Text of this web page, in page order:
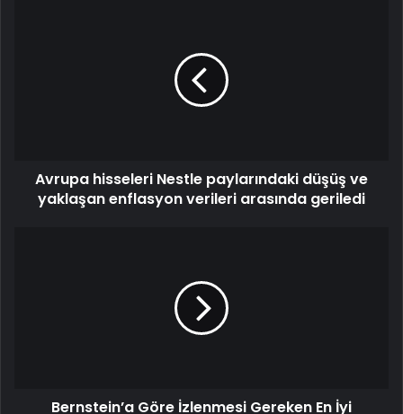
Avrupa hisseleri Nestle paylarındaki düşüş ve
yaklaşan enflasyon verileri arasında geriledi
Bernstein’a Göre İzlenmesi Gereken En İyi